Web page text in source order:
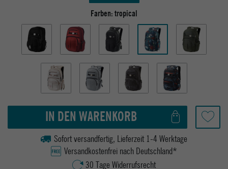
Farben:tropical
IN DEN WARENKORB
Sofort versandfertig, Lieferzeit 1-4 Werktage
Versandkostenfrei nach Deutschland*
30 Tage Widerrufsrecht